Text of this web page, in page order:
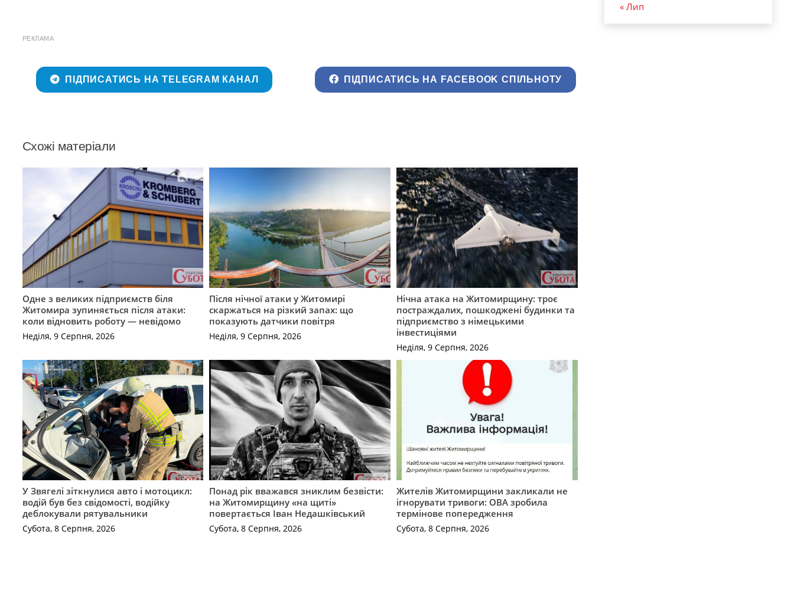
РЕКЛАМА
ПІДПИСАТИСЬ НА TELEGRAM КАНАЛ ПІДПИСАТИСЬ НА FACEBOOK СПІЛЬНОТУ
Схожі матеріали
Одне з великих підприємств біля
Житомира зупиняється після атаки:
коли відновить роботу — невідомо
Неділя, 9 Серпня, 2026
Після нічної атаки у Житомирі
скаржаться на різкий запах: що
показують датчики повітря
Неділя, 9 Серпня, 2026
Нічна атака на Житомирщину: троє
постраждалих, пошкоджені будинки та
підприємство з німецькими
інвестиціями
Неділя, 9 Серпня, 2026
У Звягелі зіткнулися авто і мотоцикл:
водій був без свідомості, водійку
деблокували рятувальники
Субота, 8 Серпня, 2026
Понад рік вважався зниклим безвісти:
на Житомирщину «на щиті»
повертається Іван Недашківський
Субота, 8 Серпня, 2026
Жителів Житомирщини закликали не
ігнорувати тривоги: ОВА зробила
термінове попередження
Субота, 8 Серпня, 2026
« Лип